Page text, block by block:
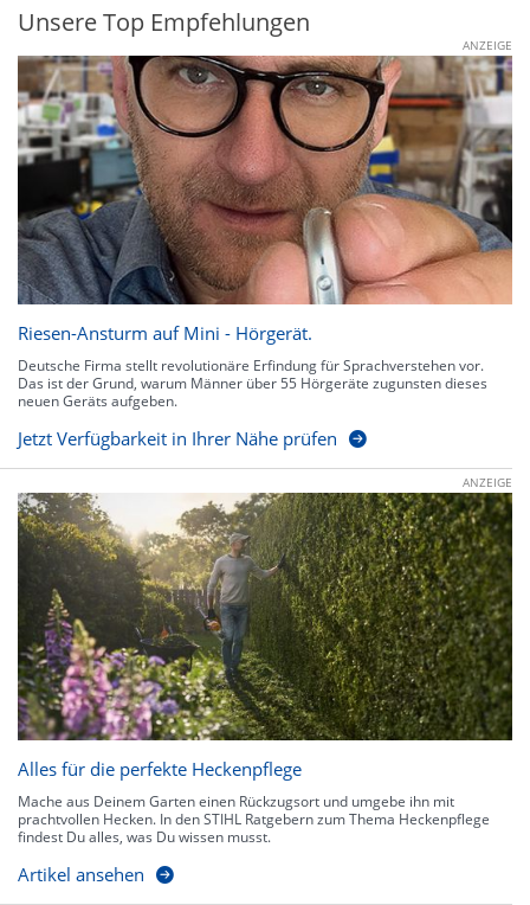
Unsere Top Empfehlungen
ANZEIGE
Riesen-Ansturm auf Mini - Hörgerät.
Deutsche Firma stellt revolutionäre Erfindung für Sprachverstehen vor.
Das ist der Grund, warum Männer über 55 Hörgeräte zugunsten dieses
neuen Geräts aufgeben.
Jetzt Verfügbarkeit in Ihrer Nähe prüfen
ANZEIGE
Alles für die perfekte Heckenpflege
Mache aus Deinem Garten einen Rückzugsort und umgebe ihn mit
prachtvollen Hecken. In den STIHL Ratgebern zum Thema Heckenpflege
findest Du alles, was Du wissen musst.
Artikel ansehen